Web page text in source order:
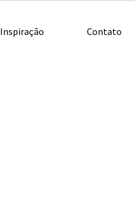
Inspiração Contato